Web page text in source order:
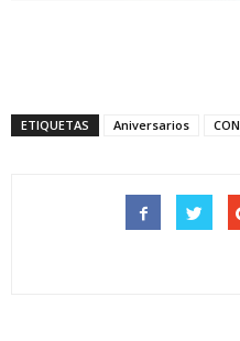
ETIQUETAS Aniversarios